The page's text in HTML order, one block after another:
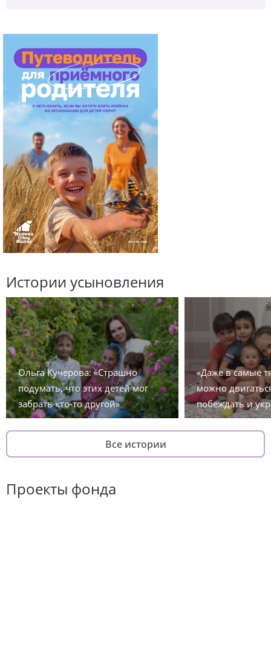
Истории усыновления
Ольга Кучерова: «Страшно
подумать, что этих детей мог
забрать кто-то другой»
«Даже в самые
можно
побеждать и
Все истории
Проекты фонда